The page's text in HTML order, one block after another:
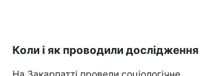
Коли і як проводили дослідження